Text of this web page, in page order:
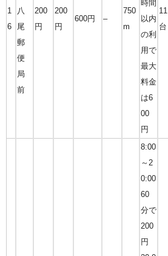
1
6
八
尾
郵
便
局
前
200
円
200
円
600円 –
750
m
時間
以内
の利
用で
最大
料金
は6
00
円
11
台
8:00
～2
0:00
60
分で
200
円